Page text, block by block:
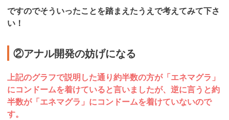
ですのでそういったことを踏まえたうえで考えてみて下さ
い！
②アナル開発の妨げになる
上記のグラフで説明した通り約半数の方が「エネマグラ」
にコンドームを着けていると言いましたが、逆に言うと約
半数が「エネマグラ」にコンドームを着けていないので
す。